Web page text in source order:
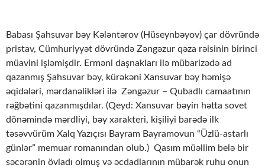
Babası Şahsuvar bəy Kələntərov (Hüseynbəyov) çar dövründə
pristav, Cümhuriyyət dövründə Zəngəzur qəza rəisinin birinci
müavini işləmişdir. Erməni daşnakları ilə mübarizədə ad
qazanmış Şahsuvar bəy, kürəkəni Xansuvar bəy həmişə
əqidələri, mərdanəlikləri ilə Zəngəzur – Qubadlı camaatının
rəğbətini qazanmışdılar. (Qeyd: Xansuvar bəyin hətta sovet
dönəmində mərdliyi, bəy xarakteri, kişiliyi barədə ilk
təsəvvürüm Xalq Yazıçısı Bayram Bayramovun “Üzlü-astarlı
günlər” memuar romanından olub.) Qasım müəllim belə bir
səcərənin övladı olmuş və əcdadlarının mübarək ruhu onun